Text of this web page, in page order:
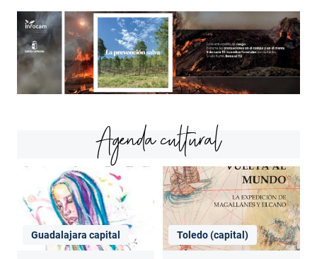
Agenda cultural
Guadalajara capital Toledo (capital)